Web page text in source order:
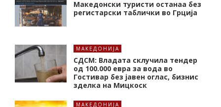
Македонски туристи останаа без
регистарски таблички во Грција
МАКЕДОНИЈА
СДСМ: Владата склучила тендер
од 100.000 евра за вода во
Гостивар без јавен оглас, бизнис
зделка на Мицкоск
МАКЕДОНИЈА